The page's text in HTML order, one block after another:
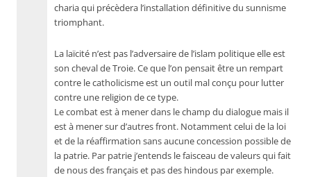
charia qui précèdera l’installation définitive du sunnisme
triomphant.
La laïcité n’est pas l’adversaire de l’islam politique elle est
son cheval de Troie. Ce que l’on pensait être un rempart
contre le catholicisme est un outil mal conçu pour lutter
contre une religion de ce type.
Le combat est à mener dans le champ du dialogue mais il
est à mener sur d’autres front. Notamment celui de la loi
et de la réaffirmation sans aucune concession possible de
la patrie. Par patrie j’entends le faisceau de valeurs qui fait
de nous des français et pas des hindous par exemple.